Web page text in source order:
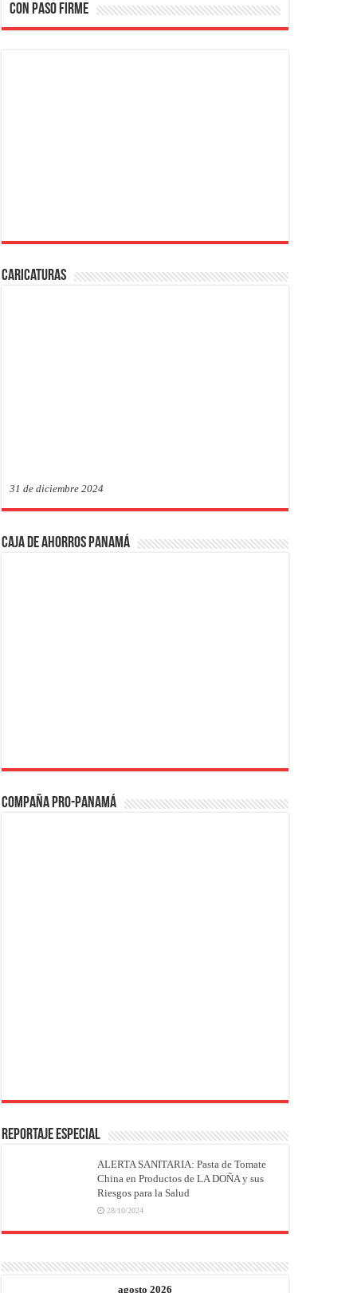
CON PASO FIRME
Caricaturas
31 de diciembre 2024
Caja de Ahorros Panamá
Compaña PRO-Panamá
REPORTAJE ESPECIAL
ALERTA SANITARIA: Pasta de Tomate
China en Productos de LA DOÑA y sus
Riesgos para la Salud
28/10/2024
agosto 2026